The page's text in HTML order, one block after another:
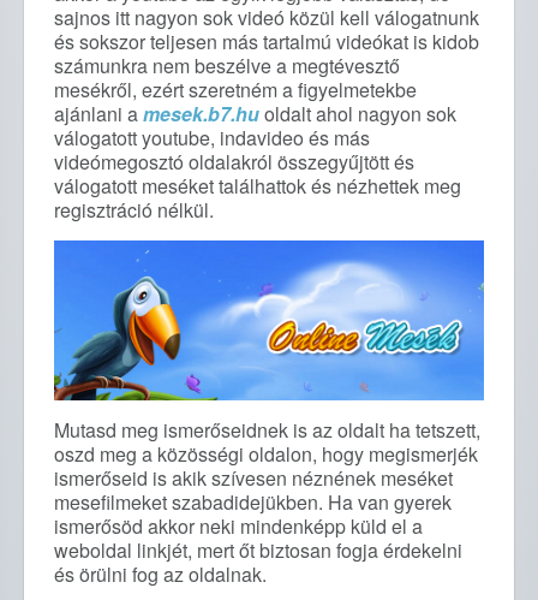
sajnos itt nagyon sok videó közül kell válogatnunk
és sokszor teljesen más tartalmú videókat is kidob
számunkra nem beszélve a megtévesztő
mesékről, ezért szeretném a figyelmetekbe
ajánlani amesek.b7.huoldalt ahol nagyon sok
válogatott youtube, indavideo és más
videómegosztó oldalakról összegyűjtött és
válogatott meséket találhattok és nézhettek meg
regisztráció nélkül.
Mutasd meg ismerőseidnek is az oldalt ha tetszett,
oszd meg a közösségi oldalon, hogy megismerjék
ismerőseid is akik szívesen néznének meséket
mesefilmeket szabadidejükben. Ha van gyerek
ismerősöd akkor neki mindenképp küld el a
weboldal linkjét, mert őt biztosan fogja érdekelni
és örülni fog az oldalnak.